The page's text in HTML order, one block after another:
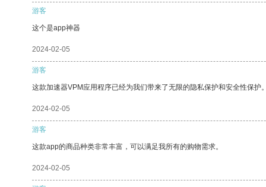
游客
这个是app神器
2024-02-05
游客
这款加速器VPM应用程序已经为我们带来了无限的隐私保护和安全性保护
2024-02-05
游客
这款app的商品种类非常丰富，可以满足我所有的购物需求。
2024-02-05